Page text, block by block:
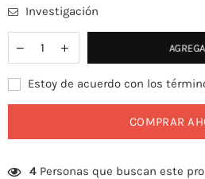
Investigación
Estoy de acuerdo con los
COMPRAR
4 Personas que buscan este